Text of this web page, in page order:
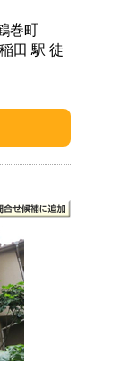
巻町
徒